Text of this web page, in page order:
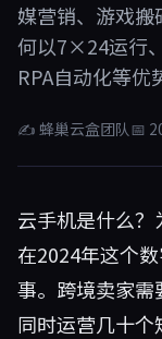
媒营销、游戏
何以7×24运行
RPA自动化等优
✍ 蜂巢云盒团队📅
云手机是什么？
在2024年这个
事。跨境卖家
同时运营几十